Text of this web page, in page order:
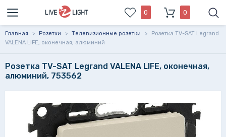
0 0
Главная > Розетки > Телевизионные розетки >
Розетка TV-SAT Legrand
VALENA LIFE, оконечная, алюминий
Розетка TV-SAT Legrand VALENA LIFE, оконечная,
алюминий, 753562